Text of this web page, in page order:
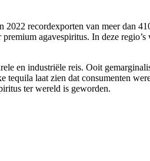
recordexporten van meer dan
agavespiritus. In deze
en industriële reis. Ooit
tequila laat zien dat consumenten
ter wereld is geworden.